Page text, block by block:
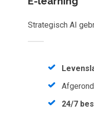
Strategisch AI
24/7